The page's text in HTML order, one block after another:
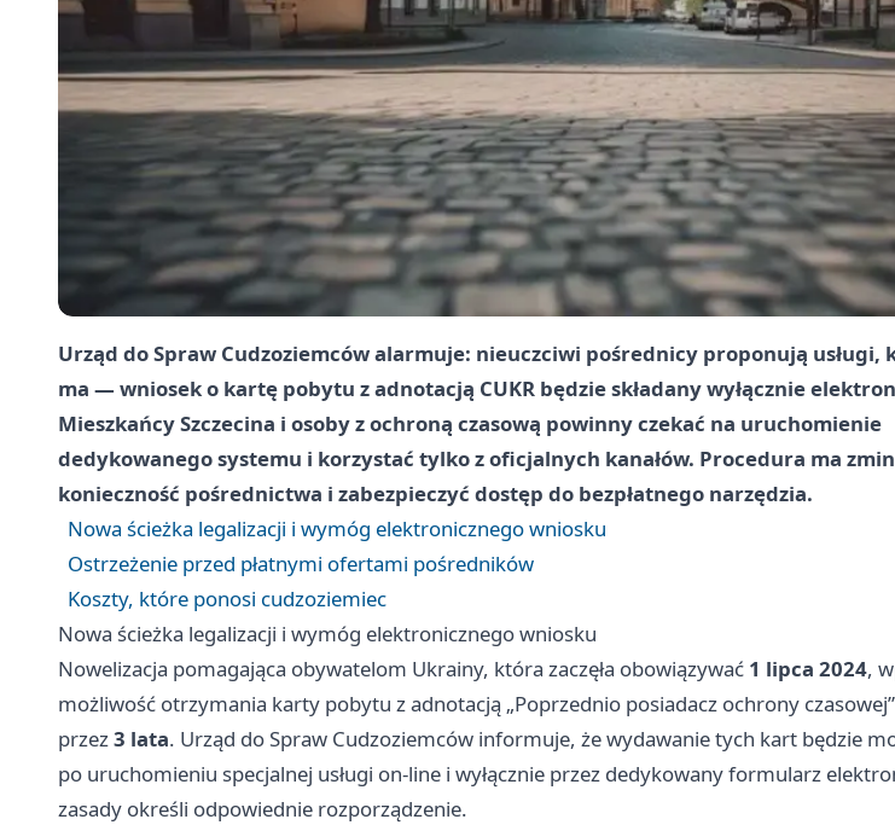
Urząd do Spraw Cudzoziemców alarmuje: nieuczciwi pośrednicy proponują usługi,
ma — wniosek o kartę pobytu z adnotacją CUKR będzie składany wyłącznie
Mieszkańcy Szczecina i osoby z ochroną czasową powinny czekać na uruchomienie
dedykowanego systemu i korzystać tylko z oficjalnych kanałów. Procedura ma
konieczność pośrednictwa i zabezpieczyć dostęp do bezpłatnego narzędzia.
Nowa ścieżka legalizacji i wymóg elektronicznego wniosku
Ostrzeżenie przed płatnymi ofertami pośredników
Koszty, które ponosi cudzoziemiec
Nowa ścieżka legalizacji i wymóg elektronicznego wniosku
Nowelizacja pomagająca obywatelom Ukrainy, która zaczęła obowiązywać 1 lipca 2024,
możliwość otrzymania karty pobytu z adnotacją „Poprzednio posiadacz ochrony czasowej”
przez3 lata. Urząd do Spraw Cudzoziemców informuje, że wydawanie tych kart będzie
po uruchomieniu specjalnej usługi on-line i wyłącznie przez dedykowany formularz
zasady określi odpowiednie rozporządzenie.